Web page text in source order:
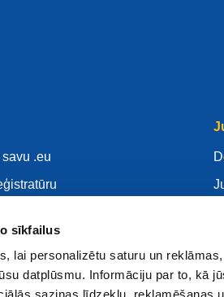
sīkfailus
lai personalizētu saturu un
datplūsmu. Informāciju par to, kā
.eu
reģistratūru